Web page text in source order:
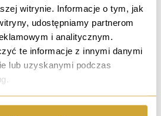
witrynie. Informacje o tym, jak
udostępniamy partnerom
i analitycznym.
te informacje z innymi danymi
lub uzyskanymi podczas
39.00 m² 2 pokoje
Rynek wtórny